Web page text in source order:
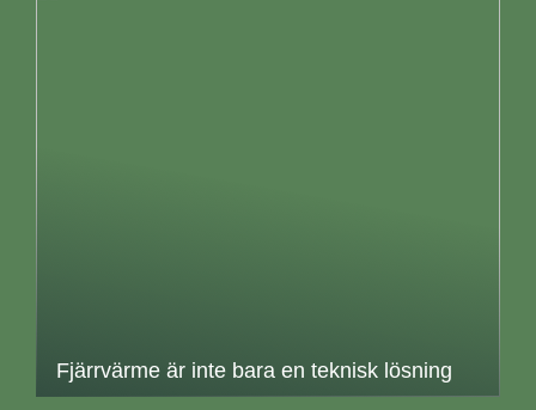
Fjärrvärme är inte bara en teknisk lösning